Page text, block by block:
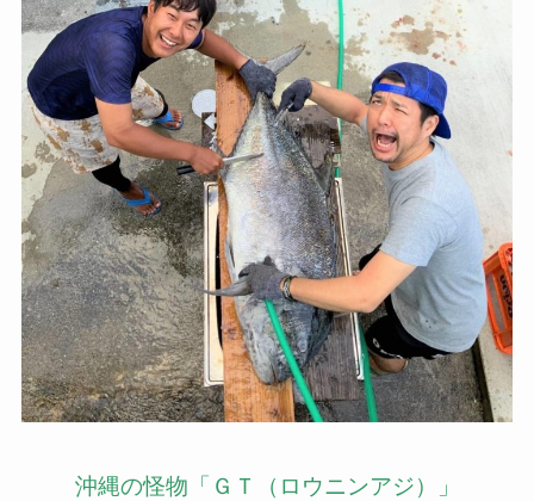
沖縄の怪物「ＧＴ（ロウニンアジ）」